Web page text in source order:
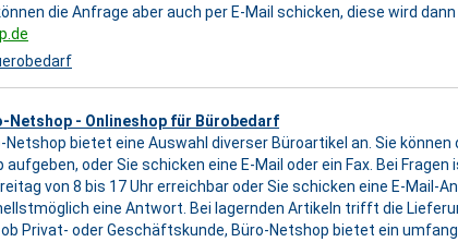
die Anfrage aber auch per E-Mail schicken, diese wird
Netshop - Onlineshop für Bürobedarf
Netshop bietet eine Auswahl diverser Büroartikel an. Sie
aufgeben, oder Sie schicken eine E-Mail oder ein Fax. Bei
von 8 bis 17 Uhr erreichbar oder Sie schicken eine E-Mail-
eine Antwort. Bei lagernden Artikeln trifft die
ob Privat- oder Geschäftskunde, Büro-Netshop bietet ein